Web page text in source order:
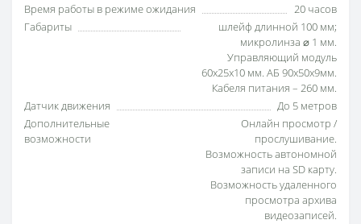
Время работы в режиме ожидания
20 часов
Габариты
шлейф длинной 100 мм;
микролинза ⌀ 1 мм.
Управляющий модуль
60х25х10 мм. АБ 90х50х9мм.
Кабеля питания – 260 мм.
Датчик движения
До 5 метров
Дополнительные
возможности
Онлайн просмотр /
прослушивание.
Возможность автономной
записи на SD карту.
Возможность удаленного
просмотра архива
видеозаписей.